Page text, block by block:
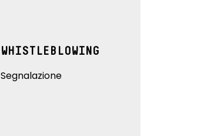
WHISTLEBLOWING
Segnalazione